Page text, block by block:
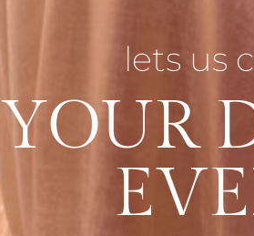
lets us
YOUR